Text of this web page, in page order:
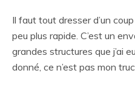
Il faut tout dresser d’un
peu plus rapide. C’est un
grandes structures que j’ai
donné, ce n’est pas mon truc.